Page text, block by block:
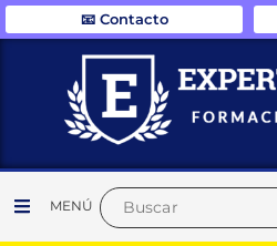
📧 Contacto
MENÚ